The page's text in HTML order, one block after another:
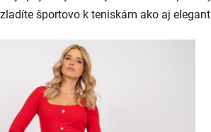
športovo k teniskám ako aj